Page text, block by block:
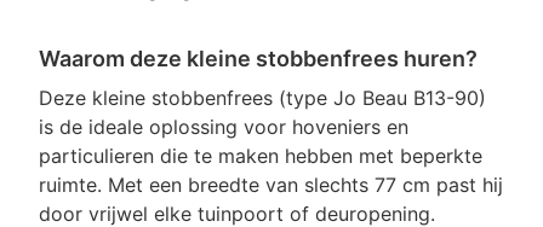
Waarom deze kleine stobbenfrees huren?
Deze kleine stobbenfrees (type Jo Beau B13-90)
is de ideale oplossing voor hoveniers en
particulieren die te maken hebben met beperkte
ruimte. Met een breedte van slechts 77 cm past hij
door vrijwel elke tuinpoort of deuropening.